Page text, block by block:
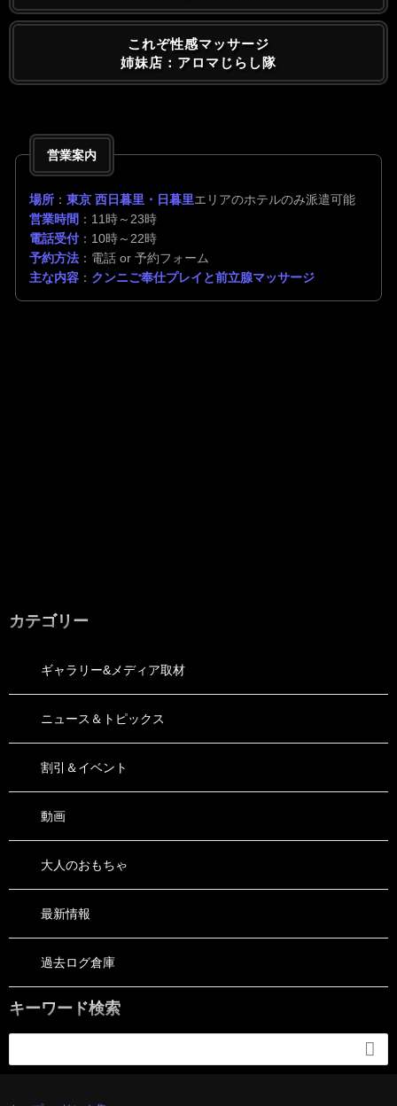
これぞ性感マッサージ
姉妹店：アロマじらし隊
営業案内
場所 ： 東京 西日暮里・日暮里エリアのホテルのみ派遣可能
営業時間 ：11時～23時
電話受付：10時～22時
予約方法 ：電話 or 予約フォーム
主な内容 ： クンニご奉仕プレイと前立腺マッサージ
カテゴリー
ギャラリー&メディア取材
ニュース＆トピックス
割引＆イベント
動画
大人のおもちゃ
最新情報
過去ログ倉庫
キーワード検索
